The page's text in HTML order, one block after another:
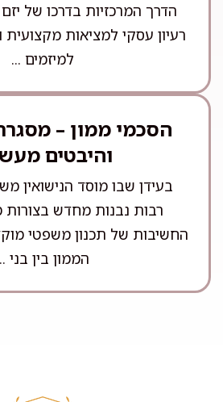
הדרך המרכזיות בדרכו של
רעיון עסקי למציאות מקצועית
למיזמים ...
הסכמי ממון –
והיבטים
בעידן שבו מוסד הנישואין
רבות נבנות מחדש בצורות
החשיבות של תכנון משפטי
הממון בין בני